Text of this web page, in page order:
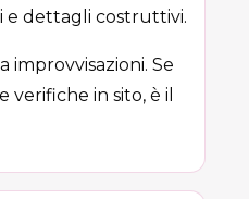
e dettagli costruttivi.
improvvisazioni. Se
verifiche in sito, è il